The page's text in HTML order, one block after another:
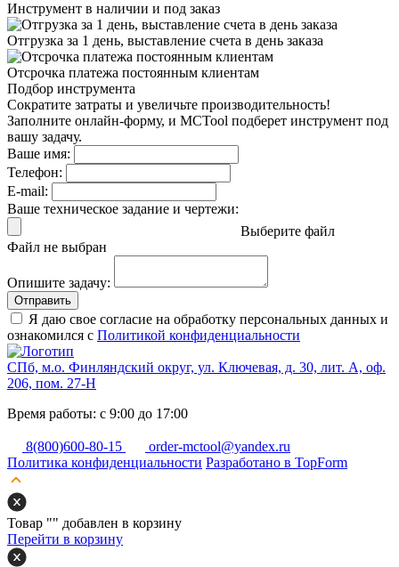
Инструмент в наличии и под заказ
Отгрузка за 1 день, выставление счета в день заказа
Отсрочка платежа постоянным клиентам
Подбор инструмента
Сократите затраты и увеличьте производительность!
Заполните онлайн-форму, и MCTool подберет инструмент под
вашу задачу.
Ваше имя:
Телефон:
E-mail:
Ваше техническое задание и чертежи:
Выберите файл
Файл не выбран
Опишите задачу:
Отправить
Я даю свое согласие на обработку персональных данных и
ознакомился с Политикой конфиденциальности
СПб, м.о. Финляндский округ, ул. Ключевая, д. 30, лит. А, оф.
206, пом. 27-Н
Время работы: с 9:00 до 17:00
8(800)600-80-15
order-mctool@yandex.ru
Политика конфиденциальности Разработано в TopForm
Товар "" добавлен в корзину
Перейти в корзину